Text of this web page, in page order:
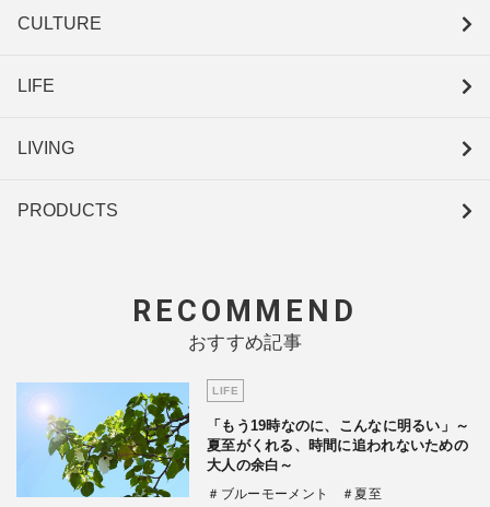
CULTURE
LIFE
LIVING
PRODUCTS
RECOMMEND
おすすめ記事
LIFE
「もう19時なのに、こんなに明るい」～
夏至がくれる、時間に追われないための
大人の余白～
＃ブルーモーメント
＃夏至